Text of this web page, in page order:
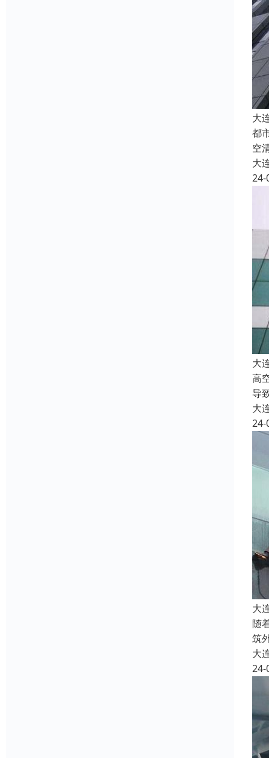
大
都
空
大
24-
大
高
导
大
24-
大
随
筑
大
24-